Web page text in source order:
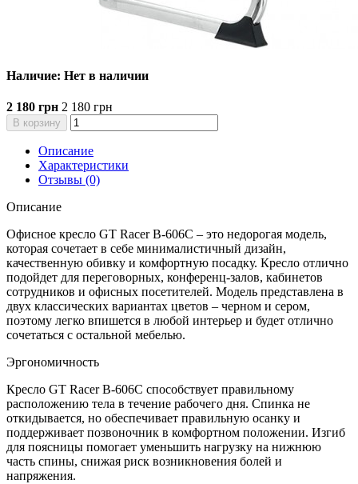
Наличие: Нет в наличии
2 180 грн 2 180 грн
В корзину
Описание
Характеристики
Отзывы (0)
Описание
Офисное кресло GT Racer B-606C – это недорогая модель,
которая сочетает в себе минималистичный дизайн,
качественную обивку и комфортную посадку. Кресло отлично
подойдет для переговорных, конференц-залов, кабинетов
сотрудников и офисных посетителей. Модель представлена в
двух классических вариантах цветов – черном и сером,
поэтому легко впишется в любой интерьер и будет отлично
сочетаться с остальной мебелью.
Эргономичность
Кресло GT Racer B-606C способствует правильному
расположению тела в течение рабочего дня. Спинка не
откидывается, но обеспечивает правильную осанку и
поддерживает позвоночник в комфортном положении. Изгиб
для поясницы помогает уменьшить нагрузку на нижнюю
часть спины, снижая риск возникновения болей и
напряжения.